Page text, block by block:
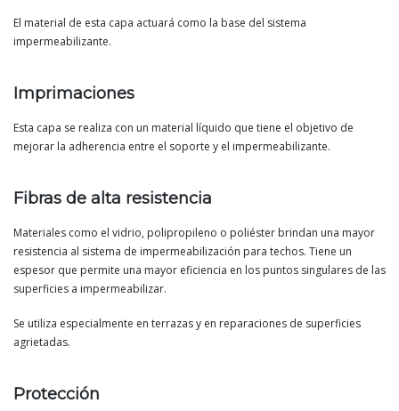
El material de esta capa actuará como la base del sistema
impermeabilizante.
Imprimaciones
Esta capa se realiza con un material líquido que tiene el objetivo de
mejorar la adherencia entre el soporte y el impermeabilizante.
Fibras de alta resistencia
Materiales como el vidrio, polipropileno o poliéster brindan una mayor
resistencia al sistema de impermeabilización para techos. Tiene un
espesor que permite una mayor eficiencia en los puntos singulares de las
superficies a impermeabilizar.
Se utiliza especialmente en terrazas y en reparaciones de superficies
agrietadas.
Protección